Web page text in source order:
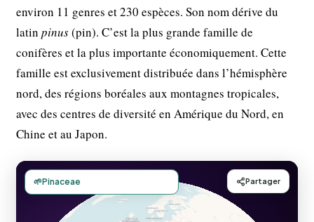
environ 11 genres et 230 espèces. Son nom dérive du
latinpinus(pin). C’est la plus grande famille de
conifères et la plus importante économiquement. Cette
famille est exclusivement distribuée dans l’hémisphère
nord, des régions boréales aux montagnes tropicales,
avec des centres de diversité en Amérique du Nord, en
Chine et au Japon.